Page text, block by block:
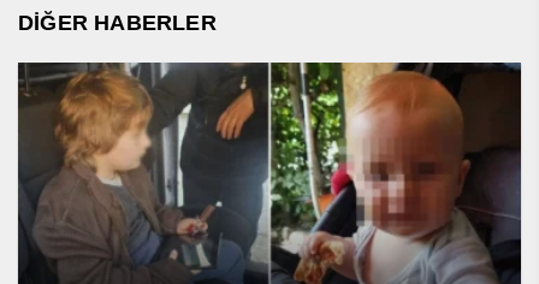
DİĞER HABERLER